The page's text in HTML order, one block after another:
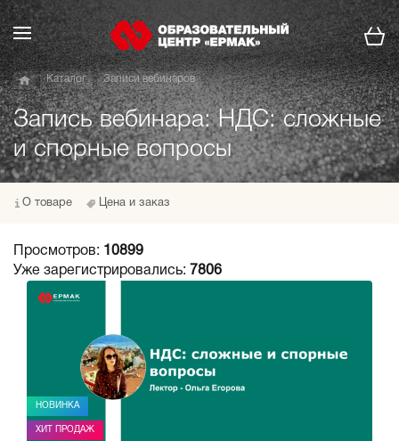
Каталог Записи вебинаров
Запись вебинара: НДС: сложные
и спорные вопросы
О товаре Цена и заказ
Просмотров:
10899
Уже зарегистрировались: 7806
НОВИНКА
ХИТ ПРОДАЖ